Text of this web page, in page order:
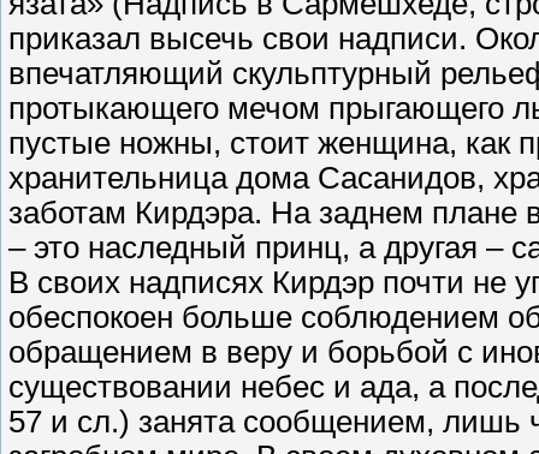
приказал высечь свои надписи.
впечатляющий скульптурный
протыкающего мечом прыгающего
пустые ножны, стоит женщина, как
хранительница дома Сасанидов,
заботам Кирдэра. На заднем
– это наследный принц, а другая –
В своих надписях Кирдэр почти не
обеспокоен больше соблюдением
обращением в веру и борьбой с
существовании небес и ада, а
57 и сл.) занята сообщением,